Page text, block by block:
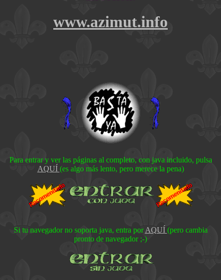
www.azimut.info
Para entrar y ver las páginas al completo, con java incluido, pulsa
AQUÍ (es algo más lento, pero merece la pena)
Si tu navegador no soporta java, entra porAQUÍ (pero cambia
pronto de navegador ;-)